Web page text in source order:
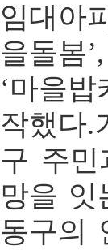
임대아
을돌봄
‘마을
작했다.
구 주
망을 잇
동구의